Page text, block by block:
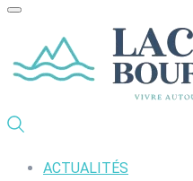
ACTUALITÉS